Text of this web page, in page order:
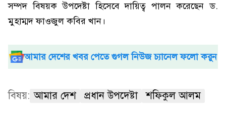
সম্পদ বিষয়ক উপদেষ্টা হিসেবে দায়িত্ব পালন করেছেন ড.
মুহাম্মদ ফাওজুল কবির খান।
আমার দেশের খবর পেতে গুগল নিউজ চ্যানেল ফলো করুন
বিষয়: আমার দেশ প্রধান উপদেষ্টা শফিকুল আলম